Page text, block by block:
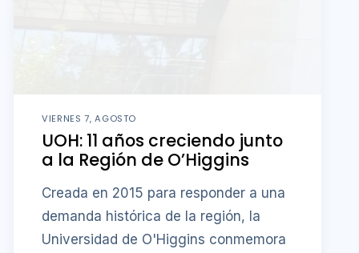
VIERNES 7, AGOSTO
UOH: 11 años creciendo junto
a la Región de O’Higgins
Creada en 2015 para responder a una
demanda histórica de la región, la
Universidad de O'Higgins conmemora